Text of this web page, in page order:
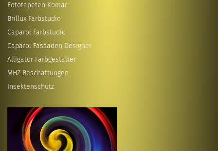
Fototapeten Komar
Brillux Farbstudio
Caparol Farbstudio
Caparol Fassaden Designer
Alligator Farbgestalter
MHZ Beschattungen
Insektenschutz